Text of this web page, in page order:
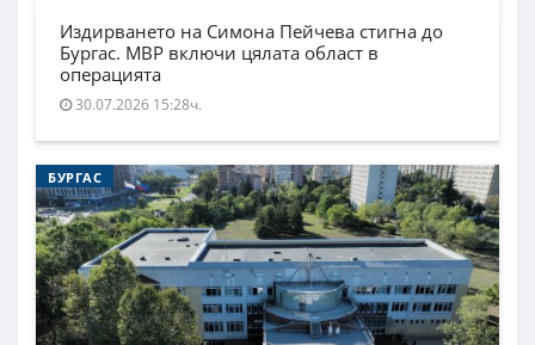
Издирването на Симона Пейчева стигна до
Бургас. МВР включи цялата област в
операцията
30.07.2026 15:28ч.
БУРГАС